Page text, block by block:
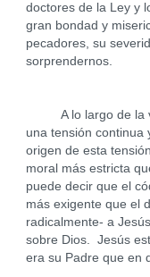
doctores de la Ley y
gran bondad y
pecadores, su
sorprendernos.
A lo largo de la
una tensión continua
origen de esta
moral más estricta
puede decir que el
más exigente que el
radicalmente- a
sobre Dios. Jesús
era su Padre que en